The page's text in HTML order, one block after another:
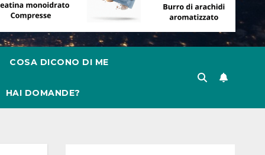
COSA DICONO DI ME
HAI DOMANDE?